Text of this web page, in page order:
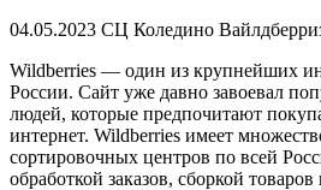
04.05.2023 СЦ Коледино
Wildberries — один из крупнейших
России. Сайт уже давно завоевал
людей, которые предпочитают
интернет. Wildberries имеет
сортировочных центров по всей
обработкой заказов, сборкой